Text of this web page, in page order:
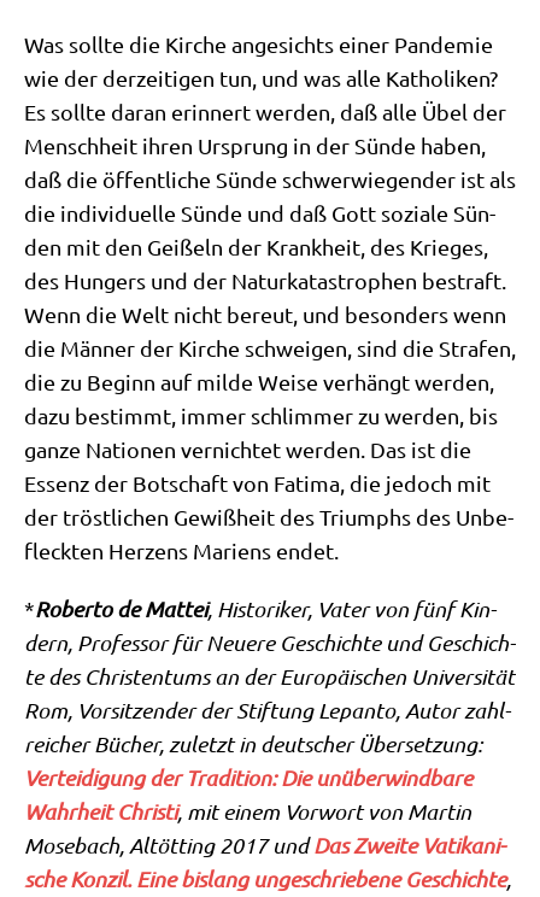
Was soll­te die Kir­che ange­sichts einer Pan­de­mie
wie der der­zei­ti­gen tun, und was alle Katho­li­ken?
Es soll­te dar­an erin­nert wer­den, daß alle Übel der
Mensch­heit ihren Ursprung in der Sün­de haben,
daß die öffent­li­che Sün­de schwer­wie­gen­der ist als
die indi­vi­du­el­le Sün­de und daß Gott sozia­le Sün­
den mit den Gei­ßeln der Krank­heit, des Krie­ges,
des Hun­gers und der Natur­ka­ta­stro­phen bestraft.
Wenn die Welt nicht bereut, und beson­ders wenn
die Män­ner der Kir­che schwei­gen, sind die Stra­fen,
die zu Beginn auf mil­de Wei­se ver­hängt wer­den,
dazu bestimmt, immer schlim­mer zu wer­den, bis
gan­ze Natio­nen ver­nich­tet wer­den. Das ist die
Essenz der Bot­schaft von Fati­ma, die jedoch mit
der tröst­li­chen Gewiß­heit des Tri­umphs des Unbe­
fleck­ten Her­zens Mari­ens endet.
*Rober­to de Mat­tei, Histo­ri­ker, Vater von fünf Kin­
dern, Pro­fes­sor für Neue­re Geschich­te und Geschich­
te des Chri­sten­tums an der Euro­päi­schen Uni­ver­si­tät
Rom, Vor­sit­zen­der der Stif­tung Lepan­to, Autor zahl­
rei­cher Bücher, zuletzt in deut­scher Über­set­zung:
Ver­tei­di­gung der Tra­di­ti­on: Die unüber­wind­ba­re
Wahr­heit Chri­sti, mit einem Vor­wort von Mar­tin
Mose­bach, Alt­öt­ting 2017 undDas Zwei­te Vati­ka­ni­
sche Kon­zil. Eine bis­lang unge­schrie­be­ne Geschich­te,